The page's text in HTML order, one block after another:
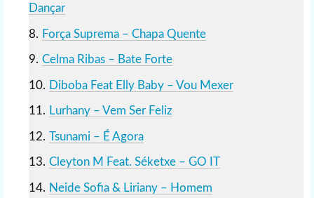
Dançar
Força Suprema – Chapa Quente
Celma Ribas – Bate Forte
Diboba Feat Elly Baby – Vou Mexer
Lurhany – Vem Ser Feliz
Tsunami – É Agora
Cleyton M Feat. Séketxe – GO IT
Neide Sofia & Liriany – Homem